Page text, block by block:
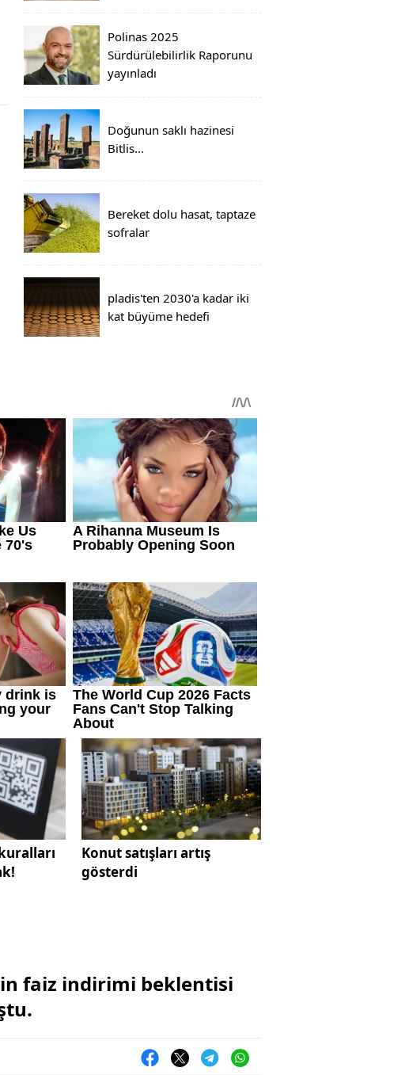
Polinas 2025
Sürdürülebilirlik Raporunu
yayınladı
Doğunun saklı hazinesi
Bitlis...
Bereket dolu hasat, taptaze
sofralar
pladis'ten 2030'a kadar iki
kat büyüme hedefi
Konut satışları artış
gösterdi
faiz indirimi beklentisi